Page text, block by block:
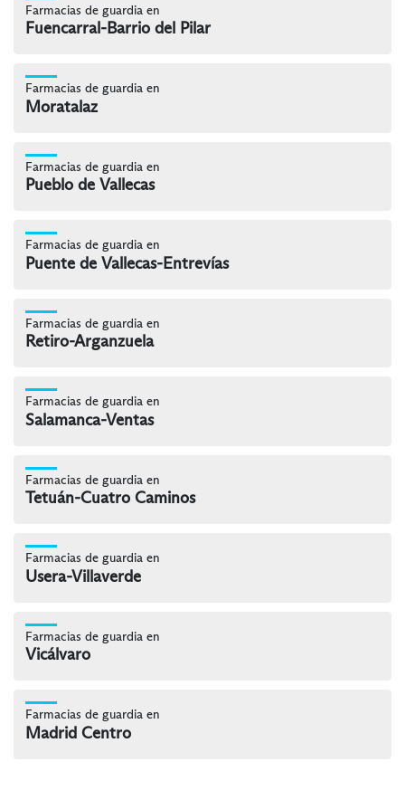
Farmacias de guardia en
Fuencarral-Barrio del Pilar
Farmacias de guardia en
Moratalaz
Farmacias de guardia en
Pueblo de Vallecas
Farmacias de guardia en
Puente de Vallecas-Entrevías
Farmacias de guardia en
Retiro-Arganzuela
Farmacias de guardia en
Salamanca-Ventas
Farmacias de guardia en
Tetuán-Cuatro Caminos
Farmacias de guardia en
Usera-Villaverde
Farmacias de guardia en
Vicálvaro
Farmacias de guardia en
Madrid Centro